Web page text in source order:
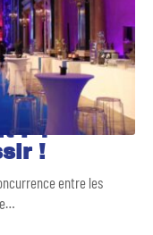
: 4
!
entre les
…